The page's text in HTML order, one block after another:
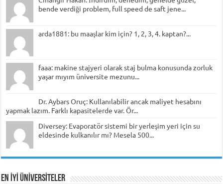
bende verdiği problem, full speed de saft jene...
arda1881: bu maaşlar kim için? 1, 2, 3, 4. kaptan?...
faaa: makine stajyeri olarak staj bulma konusunda zorluk
yaşar mıyım üniversite mezunu...
Dr. Aybars Oruç: Kullanılabilir ancak maliyet hesabını
yapmak lazım. Farklı kapasitelerde var. Ör...
Diversey: Evaporatör sistemi bir yerleşim yeri için su
eldesinde kulkanılır mı? Mesela 500...
EN İYİ ÜNİVERSİTELER